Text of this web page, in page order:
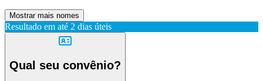
Mostrar mais nomes
Resultado em até 2 dias úteis
Qual seu convênio?